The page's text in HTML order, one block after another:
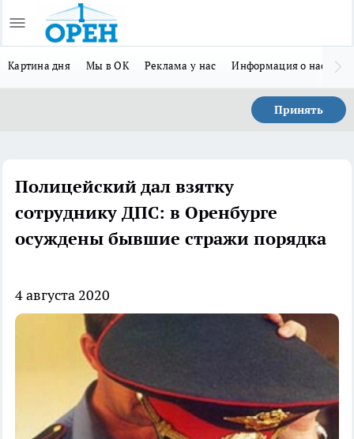
Картина дня Мы в ОК Реклама у нас Информация о нас
Принять
Полицейский дал взятку
сотруднику ДПС: в Оренбурге
осуждены бывшие стражи порядка
4 августа 2020